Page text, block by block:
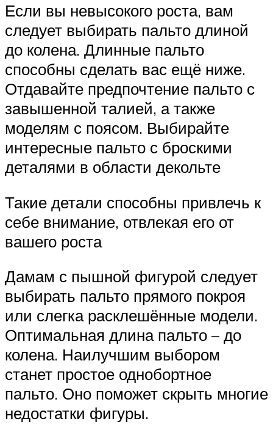
Если вы невысокого роста, вам
следует выбирать пальто длиной
до колена. Длинные пальто
способны сделать вас ещё ниже.
Отдавайте предпочтение пальто с
завышенной талией, а также
моделям с поясом. Выбирайте
интересные пальто с броскими
деталями в области декольте
Такие детали способны привлечь к
себе внимание, отвлекая его от
вашего роста
Дамам с пышной фигурой следует
выбирать пальто прямого покроя
или слегка расклешённые модели.
Оптимальная длина пальто – до
колена. Наилучшим выбором
станет простое однобортное
пальто. Оно поможет скрыть многие
недостатки фигуры.